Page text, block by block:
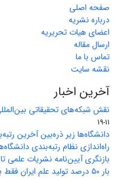
صفحه اصلی
درباره نشریه
اعضای هیات تحریریه
ارسال مقاله
تماس با ما
نقشه سایت
آخرین اخبار
نقش شبکه‌های تحقیقاتی
11-19
دانشگاه‌ها زیر ذره‌بین آخرین
راه‌اندازی نظام رتبه‌بندی
بازنگری آیین‌نامه نشریات علمی تا ۳ ماه آینده
بار ۵۰ درصد تولید علم ایران فقط بر دوش ۱۵ دانشگاه کشور